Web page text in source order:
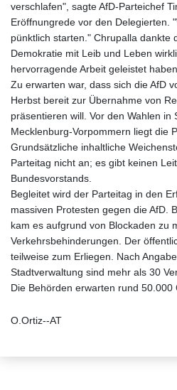
verschlafen", sagte AfD-Parteichef
Eröffnungrede vor den Delegierten.
pünktlich starten." Chrupalla dankte
Demokratie mit Leib und Leben
hervorragende Arbeit geleistet
Zu erwarten war, dass sich die AfD
Herbst bereit zur Übernahme von
präsentieren will. Vor den Wahlen in
Mecklenburg-Vorpommern liegt die
Grundsätzliche inhaltliche
Parteitag nicht an; es gibt keinen
Bundesvorstands.
Begleitet wird der Parteitag in den
massiven Protesten gegen die AfD.
kam es aufgrund von Blockaden zu
Verkehrsbehinderungen. Der
teilweise zum Erliegen. Nach
Stadtverwaltung sind mehr als 30
Die Behörden erwarten rund 50.000
O.Ortiz--AT